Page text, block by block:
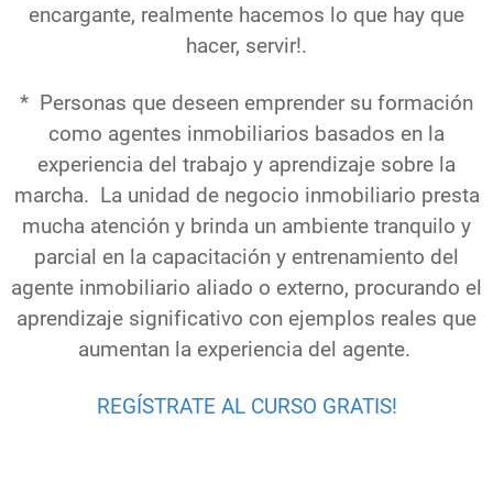
encargante, realmente hacemos lo que hay que
hacer, servir!.
* Personas que deseen emprender su formación
como agentes inmobiliarios basados en la
experiencia del trabajo y aprendizaje sobre la
marcha. La unidad de negocio inmobiliario presta
mucha atención y brinda un ambiente tranquilo y
parcial en la capacitación y entrenamiento del
agente inmobiliario aliado o externo, procurando el
aprendizaje significativo con ejemplos reales que
aumentan la experiencia del agente.
REGÍSTRATE AL CURSO GRATIS!